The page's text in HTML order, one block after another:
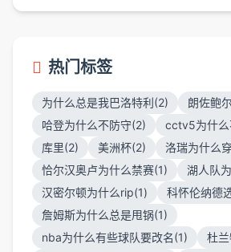
热门标签
为什么总是我巴洛特利(2)
朗佐鲍
哈登为什么不防守(2)
cctv5为什
库里(2)
美洲杯(2)
洛瑞为什么
恰尔汉奥卢为什么禁赛(1)
湖人队
汉密尔顿为什么rip(1)
科怀伦纳德
詹姆斯为什么总是甩锅(1)
nba为什么有些球队要改名(1)
杜